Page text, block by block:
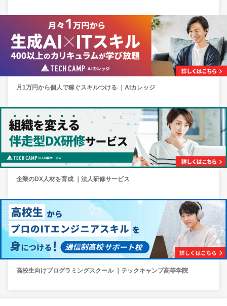
月1万円から個人で稼ぐスキルつける ｜AIカレッジ
企業のDX人材を育成 ｜法人研修サービス
高校生向けプログラミングスクール ｜テックキャンプ高等学院